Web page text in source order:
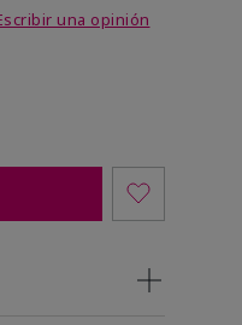
una opinión